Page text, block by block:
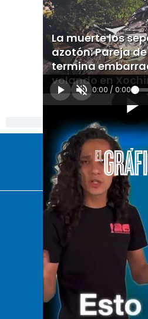
La muerte los
azotón: Pareja
termina
volando en
0:00 / 0:00
El
Vive USA
Clase
De 10